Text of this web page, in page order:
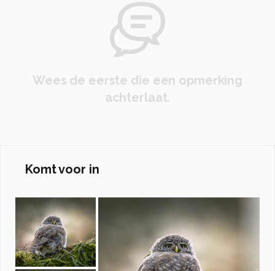
Wees de eerste die een opmerking
achterlaat.
Komt voor in